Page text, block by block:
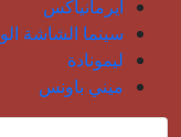
ايرمانياكس
سينما الشاشة
ليمونادة
ميني باونس